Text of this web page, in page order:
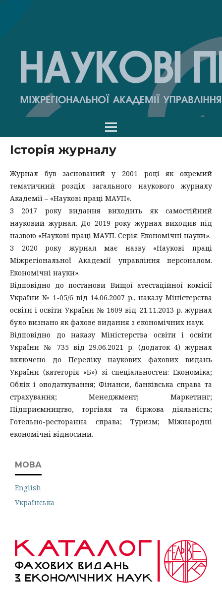
Історія журналу
Журнал був заснований у 2001 році як окремий
тематичний розділ загального наукового журналу
Академії – «Наукові праці МАУП».
З 2017 року видання виходить як самостійний
науковий журнал. До 2019 року журнал виходив під
назвою «Наукові праці МАУП. Серія: Економічні науки».
З 2020 року журнал має назву «Наукові праці
Міжрегіональної Академії управління персоналом.
Економічні науки».
Відповідно до постанови Вищої атестаційної комісії
України № 1-05/6 від 14.06.2007 р., наказу Міністерства
освіти і освіти України № 1609 від 21.11.2013 р. журнал
було визнано як фахове видання з економічних наук.
Відповідно до наказу Міністерства освіти і освіти
України № 735 від 29.06.2021 р. (додаток 4) журнал
включено до Переліку наукових фахових видань
України (категорія «Б») зі спеціальностей: Економіка;
Облік і оподаткування; Фінанси, банківська справа та
страхування; Менеджмент; Маркетинг;
Підприємництво, торгівля та біржова діяльність;
Готельно-ресторанна справа; Туризм; Міжнародні
економічні відносини.
МОВА
English
Українська